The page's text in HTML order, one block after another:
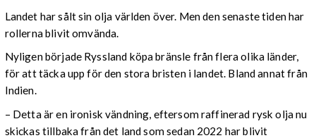
Landet har sålt sin olja världen över. Men den senaste tiden har
rollerna blivit omvända.
Nyligen började Ryssland köpa bränsle från flera olika länder,
för att täcka upp för den stora bristen i landet. Bland annat från
Indien.
– Detta är en ironisk vändning, eftersom raffinerad rysk olja nu
skickas tillbaka från det land som sedan 2022 har blivit